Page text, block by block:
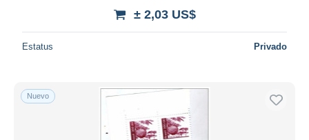
± 2,03 US$
Estatus Privado
Nuevo